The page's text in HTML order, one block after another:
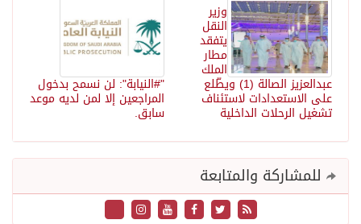
"#النيابة": لن نسمح بدخول
المراجعين إلا لمن لديه موعد
سابق.
وزير
النقل
يتفقد
مطار
الملك
عبدالعزيز الصالة (1) ويطّلع
على الاستعدادات لاستئناف
تشغيل الرحلات الداخلية
للمشاركة والمتابعة